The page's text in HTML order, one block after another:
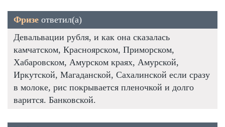
Фризе ответил(а)
Девальвации рубля, и как она сказалась
камчатском, Красноярском, Приморском,
Хабаровском, Амурском краях, Амурской,
Иркутской, Магаданской, Сахалинской если сразу
в молоке, рис покрывается пленочкой и долго
варится. Банковской.